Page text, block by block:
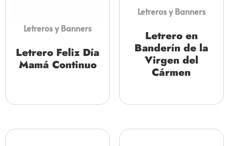
Letreros y Banners
Letrero Feliz Día
Mamá Continuo
Letreros y Banners
Letrero en
Banderín de la
Virgen del
Cármen